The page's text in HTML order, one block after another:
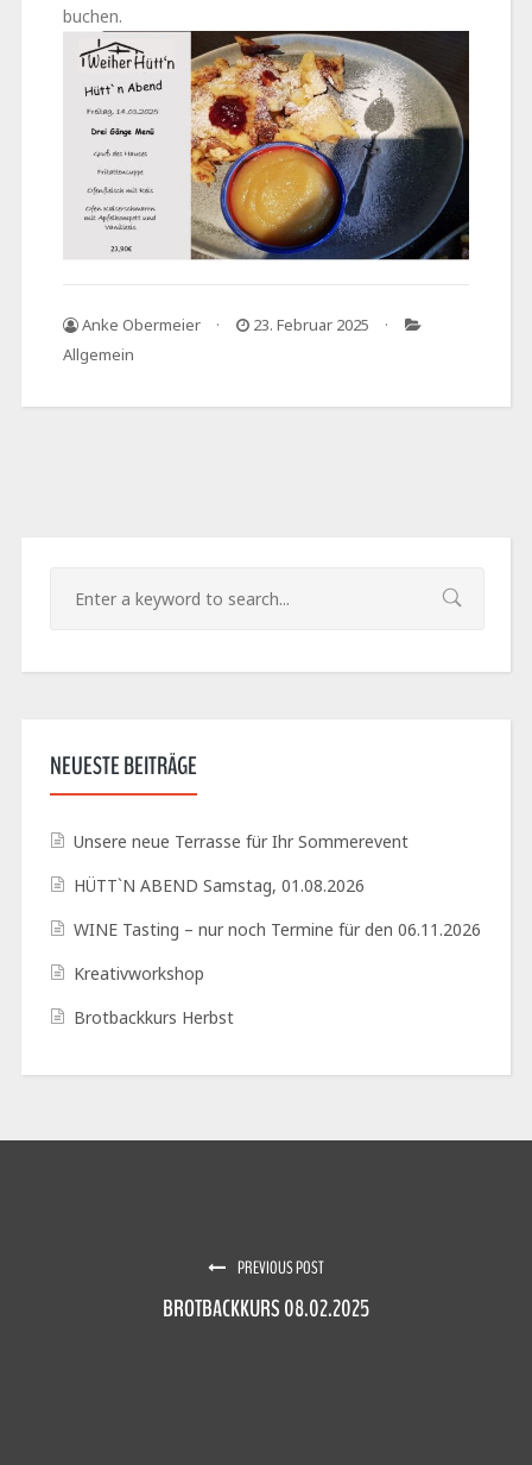
buchen.
Anke Obermeier
23. Februar 2025
Allgemein
NEUESTE BEITRÄGE
Unsere neue Terrasse für Ihr Sommerevent
HÜTT`N ABEND Samstag, 01.08.2026
WINE Tasting – nur noch Termine für den 06.11.2026
Kreativworkshop
Brotbackkurs Herbst
PREVIOUS POST
BROTBACKKURS 08.02.2025